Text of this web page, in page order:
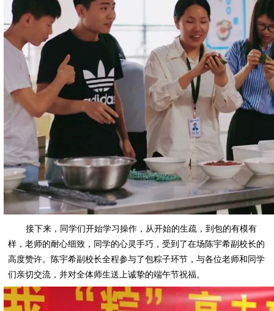
接下来，同学们开始学习操作，从开始的生疏，到包的有模有
样，老师的耐心细致，同学的心灵手巧，受到了在场陈宇希副校长的
高度赞许。陈宇希副校长全程参与了包粽子环节，与各位老师和同学
们亲切交流，并对全体师生送上诚挚的端午节祝福。